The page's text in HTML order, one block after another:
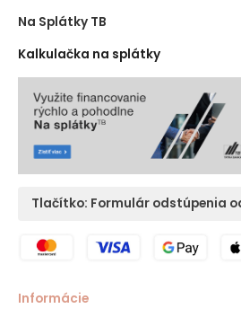
Na Splátky TB
Kalkulačka na splátky
Tlačítko: Formulár odstúpenia
Informácie